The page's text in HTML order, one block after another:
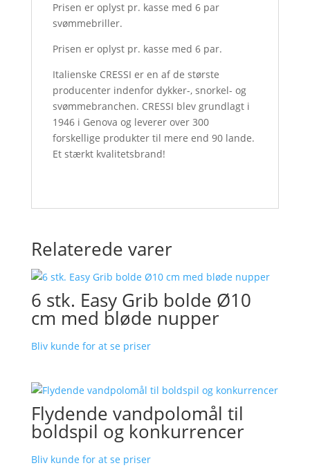
Prisen er oplyst pr. kasse med 6 par
svømmebriller.
Prisen er oplyst pr. kasse med 6 par.
Italienske CRESSI er en af de største
producenter indenfor dykker-, snorkel- og
svømmebranchen. CRESSI blev grundlagt i
1946 i Genova og leverer over 300
forskellige produkter til mere end 90 lande.
Et stærkt kvalitetsbrand!
Relaterede varer
6 stk. Easy Grib bolde Ø10
cm med bløde nupper
Bliv kunde for at se priser
Flydende vandpolomål til
boldspil og konkurrencer
Bliv kunde for at se priser